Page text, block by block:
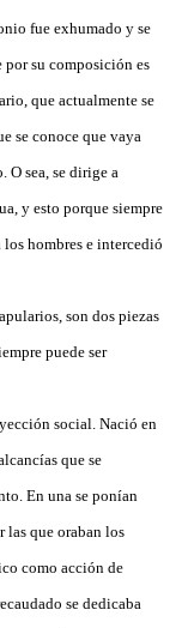
fue exhumado y se
su composición es
que actualmente se
se conoce que vaya
O sea, se dirige a
y esto porque siempre
hombres e intercedió
son dos piezas
puede ser
social. Nació en
que se
En una se ponían
las que oraban los
como acción de
se dedicaba